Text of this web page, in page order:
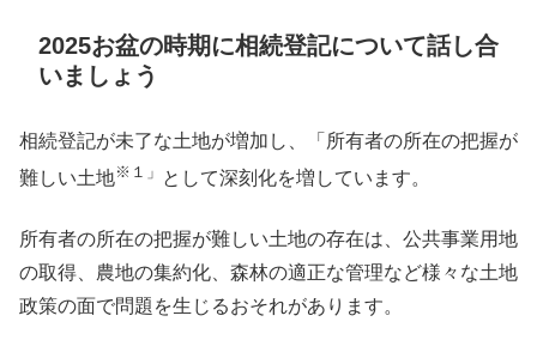
2025お盆の時期に相続登記について話し合
いましょう
相続登記が未了な土地が増加し、「所有者の所在の把握が
難しい土地※１」 として深刻化を増しています。
所有者の所在の把握が難しい土地の存在は、公共事業用地
の取得、農地の集約化、森林の適正な管理など様々な土地
政策の面で問題を生じるおそれがあります。